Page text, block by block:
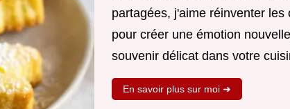
partagées, j'aime réinventer les
pour créer une émotion
souvenir délicat dans votre
En savoir plus sur moi ➜